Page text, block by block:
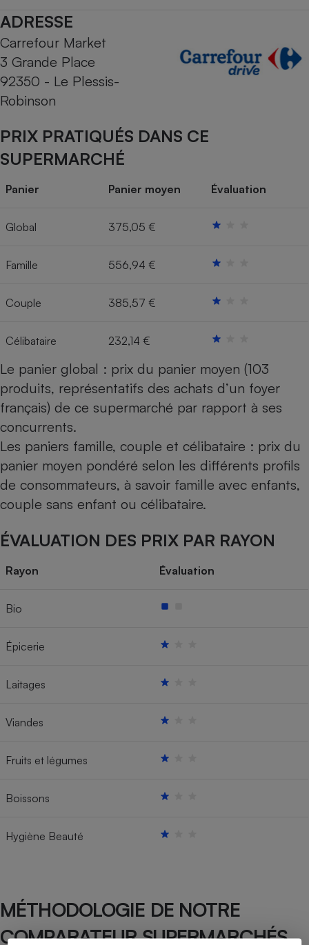
ADRESSE
Carrefour Market
3 Grande Place
92350 - Le Plessis-
Robinson
PRIX PRATIQUÉS DANS CE
SUPERMARCHÉ
Panier Panier moyen Évaluation
Global 375,05 €
Famille 556,94 €
Couple 385,57 €
Célibataire 232,14 €
Le panier global : prix du panier moyen (103
produits, représentatifs des achats d’un foyer
français) de ce supermarché par rapport à ses
concurrents.
Les paniers famille, couple et célibataire : prix du
panier moyen pondéré selon les différents profils
de consommateurs, à savoir famille avec enfants,
couple sans enfant ou célibataire.
ÉVALUATION DES PRIX PAR RAYON
Rayon Évaluation
Bio
Épicerie
Laitages
Viandes
Fruits et légumes
Boissons
Hygiène Beauté
MÉTHODOLOGIE DE NOTRE
COMPARATEUR SUPERMARCHÉS